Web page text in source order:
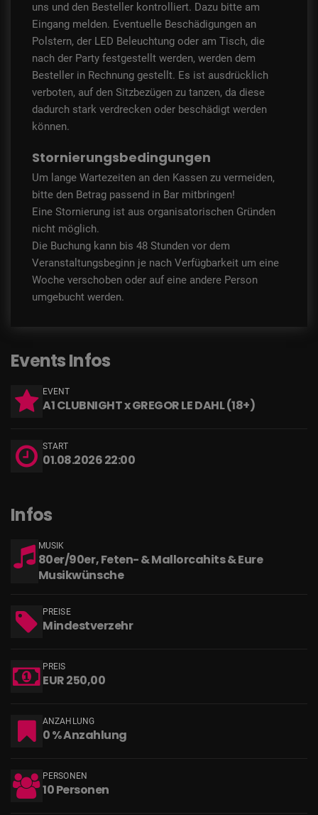
uns und den Besteller kontrolliert. Dazu bitte am
Eingang melden. Eventuelle Beschädigungen an
Polstern, der LED Beleuchtung oder am Tisch, die
nach der Party festgestellt werden, werden dem
Besteller in Rechnung gestellt. Es ist ausdrücklich
verboten, auf den Sitzbezügen zu tanzen, da diese
dadurch stark verdrecken oder beschädigt werden
können.
Stornierungsbedingungen
Um lange Wartezeiten an den Kassen zu vermeiden,
bitte den Betrag passend in Bar mitbringen!
Eine Stornierung ist aus organisatorischen Gründen
nicht möglich.
Die Buchung kann bis 48 Stunden vor dem
Veranstaltungsbeginn je nach Verfügbarkeit um eine
Woche verschoben oder auf eine andere Person
umgebucht werden.
Events Infos
EVENT
A1 CLUBNIGHT x GREGOR LE DAHL (18+)
START
01.08.2026 22:00
Infos
MUSIK
80er/90er, Feten- & Mallorcahits & Eure
Musikwünsche
PREISE
Mindestverzehr
PREIS
EUR 250,00
ANZAHLUNG
0 % Anzahlung
PERSONEN
10 Personen